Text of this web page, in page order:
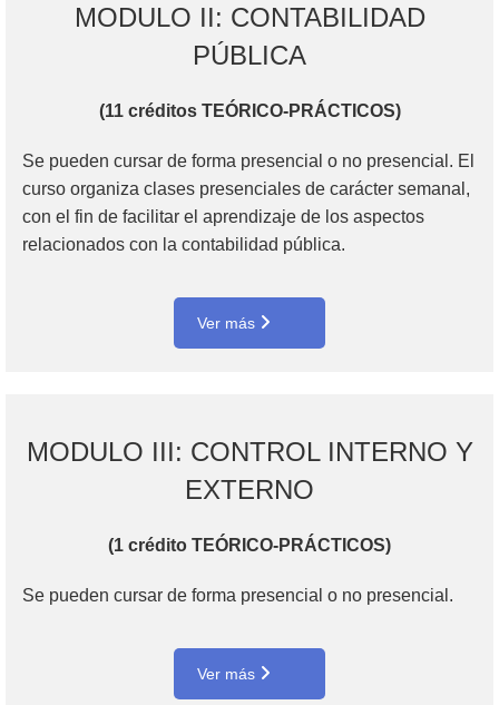
MODULO II: CONTABILIDAD
PÚBLICA
(11 créditos TEÓRICO-PRÁCTICOS)
Se pueden cursar de forma presencial o no presencial. El
curso organiza clases presenciales de carácter semanal,
con el fin de facilitar el aprendizaje de los aspectos
relacionados con la contabilidad pública.
Ver más
MODULO III: CONTROL INTERNO Y
EXTERNO
(1 crédito TEÓRICO-PRÁCTICOS)
Se pueden cursar de forma presencial o no presencial.
Ver más